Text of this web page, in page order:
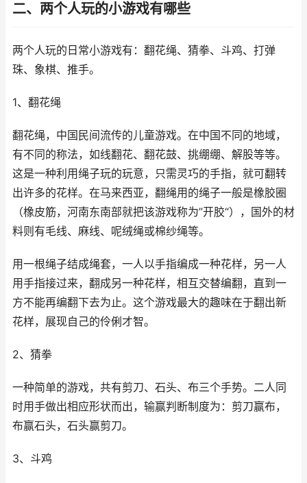
二、两个人玩的小游戏有哪些
两个人玩的日常小游戏有：翻花绳、猜拳、斗鸡、打弹
珠、象棋、推手。
1、翻花绳
翻花绳，中国民间流传的儿童游戏。在中国不同的地域，
有不同的称法，如线翻花、翻花鼓、挑绷绷、解股等等。
这是一种利用绳子玩的玩意，只需灵巧的手指，就可翻转
出许多的花样。在马来西亚，翻绳用的绳子一般是橡胶圈
（橡皮筋，河南东南部就把该游戏称为”开胶“），国外的材
料则有毛线、麻线、呢绒绳或棉纱绳等。
用一根绳子结成绳套，一人以手指编成一种花样，另一人
用手指接过来，翻成另一种花样，相互交替编翻，直到一
方不能再编翻下去为止。这个游戏最大的趣味在于翻出新
花样，展现自己的伶俐才智。
2、猜拳
一种简单的游戏，共有剪刀、石头、布三个手势。二人同
时用手做出相应形状而出，输赢判断制度为：剪刀赢布，
布赢石头，石头赢剪刀。
3、斗鸡